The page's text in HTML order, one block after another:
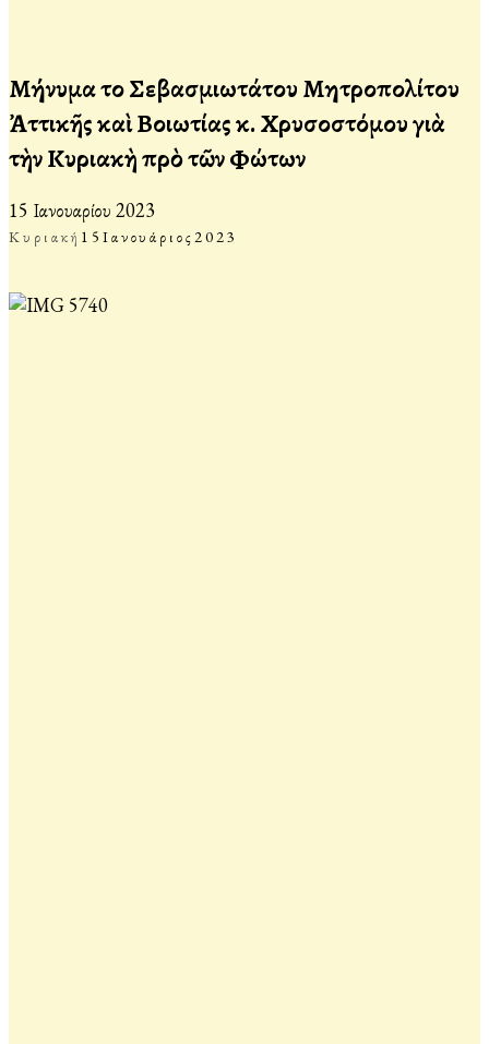
Μήνυμα τοῦ Σεβασμιωτάτου Μητροπολίτου
Ἀττικῆς καὶ Βοιωτίας κ. Χρυσοστόμου γιὰ
τὴν Κυριακὴ πρὸ τῶν Φώτων
15 Ιανουαρίου 2023
Κυριακή 15 Ιανουάριος2023